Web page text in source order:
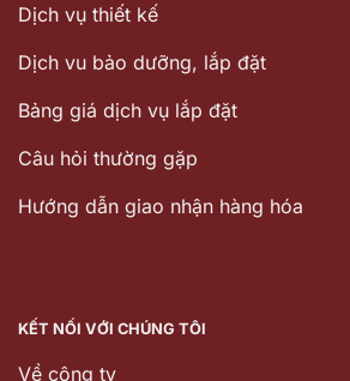
Dịch vụ thiết kế
Dịch vu bảo dưỡng, lắp đặt
Bảng giá dịch vụ lắp đặt
Câu hỏi thường gặp
Hướng dẫn giao nhận hàng hóa
KẾT NỐI VỚI CHÚNG TÔI
Về công ty